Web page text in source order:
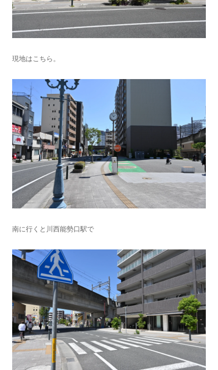
現地はこちら。
南に行くと川西能勢口駅で